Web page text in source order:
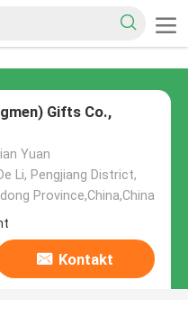
Gifts Co.,
Yuan
Li, Pengjiang District,
Province,China,China
Kontakt